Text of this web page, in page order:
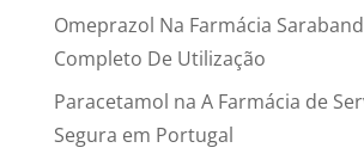
Omeprazol Na Farmácia
Completo De Utilização
Paracetamol na A Farmácia de
Segura em Portugal